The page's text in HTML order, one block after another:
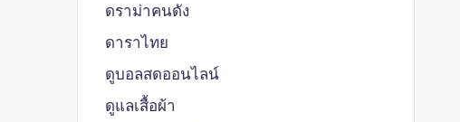
ดราม่าคนดัง
ดาราไทย
ดูบอลสดออนไลน์
ดูแลเสื้อผ้า